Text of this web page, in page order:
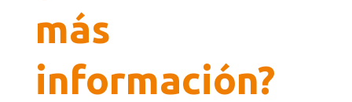
más
información?